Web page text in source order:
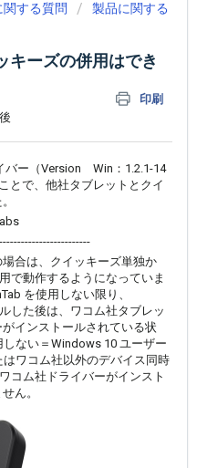
関する質問
製品に関する
キーズの併用はでき
印刷
バー（Version Win：1.2.1-14
とで、他社タブレットとクイ
合は、クイッキーズ単独か
で動作するようになっていま
を使用しない限り、
した後は、ワコム社タブレッ
インストールされている状
ない＝ Windows 10 ユーザー
ワコム社以外のデバイス同時
ワコム社ドライバーがインスト
ん。